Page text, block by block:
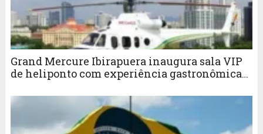
Grand Mercure Ibirapuera inaugura sala VIP
de heliponto com experiência gastronômica